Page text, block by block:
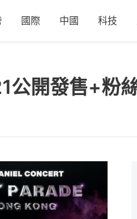
國際 中國 科技
公開發售+粉